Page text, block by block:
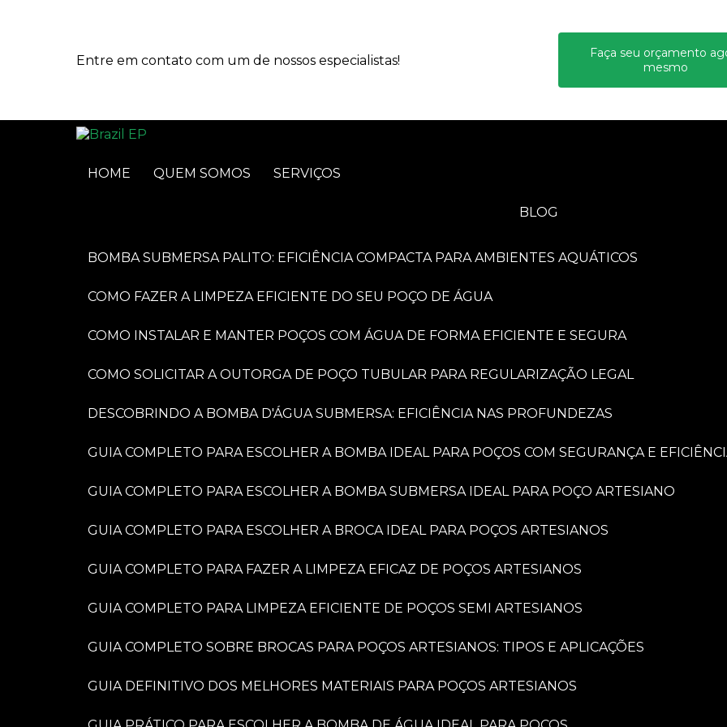
Entre em contato com um de nossos especialistas!
Faça seu orçamento
mesmo
HOME QUEM SOMOS SERVIÇOS
BLOG
BOMBA SUBMERSA PALITO: EFICIÊNCIA COMPACTA PARA AMBIENTES AQUÁTICOS
COMO FAZER A LIMPEZA EFICIENTE DO SEU POÇO DE ÁGUA
COMO INSTALAR E MANTER POÇOS COM ÁGUA DE FORMA EFICIENTE E SEGURA
COMO SOLICITAR A OUTORGA DE POÇO TUBULAR PARA REGULARIZAÇÃO LEGAL
DESCOBRINDO A BOMBA D'ÁGUA SUBMERSA: EFICIÊNCIA NAS PROFUNDEZAS
GUIA COMPLETO PARA ESCOLHER A BOMBA IDEAL PARA POÇOS COM SEGURANÇA E
GUIA COMPLETO PARA ESCOLHER A BOMBA SUBMERSA IDEAL PARA POÇO ARTESIANO
GUIA COMPLETO PARA ESCOLHER A BROCA IDEAL PARA POÇOS ARTESIANOS
GUIA COMPLETO PARA FAZER A LIMPEZA EFICAZ DE POÇOS ARTESIANOS
GUIA COMPLETO PARA LIMPEZA EFICIENTE DE POÇOS SEMI ARTESIANOS
GUIA COMPLETO SOBRE BROCAS PARA POÇOS ARTESIANOS: TIPOS E APLICAÇÕES
GUIA DEFINITIVO DOS MELHORES MATERIAIS PARA POÇOS ARTESIANOS